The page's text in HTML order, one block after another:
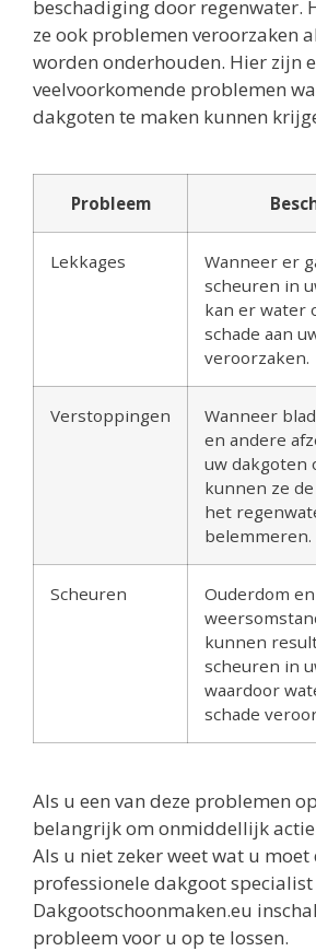
beschadiging door regenwater.
ze ook problemen veroorzaken
worden onderhouden. Hier zijn
veelvoorkomende problemen
dakgoten te maken kunnen
Probleem
Lekkages
Wanneer er
scheuren in
kan er water
schade aan
veroorzaken.
Verstoppingen
Wanneer
en andere
uw dakgoten
kunnen ze
het
belemmeren.
Scheuren
Ouderdom
kunnen
scheuren in
waardoor
schade
Als u een van deze problemen
belangrijk om onmiddellijk
Als u niet zeker weet wat u moet
professionele dakgoot specialist
Dakgootschoonmaken.eu
probleem voor u op te lossen.